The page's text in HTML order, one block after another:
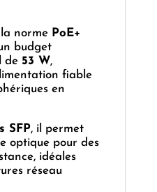
norme PoE+
budget
de 53 W,
fiable
en
SFP, il permet
optique pour des
idéales
réseau